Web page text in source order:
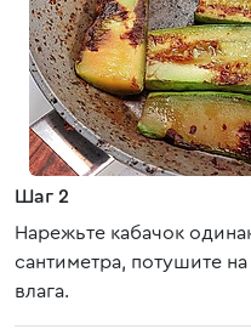
Шаг 2
Нарежьте кабачок
сантиметра, потушите
влага.